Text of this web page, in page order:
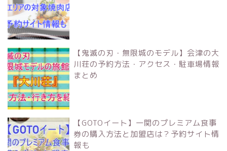
【鬼滅の刃・無限城のモデル】会津の大
川荘の予約方法・アクセス・駐車場情報
まとめ
【GOTOイート】一関のプレミアム食事
券の購入方法と加盟店は？予約サイト情
報も